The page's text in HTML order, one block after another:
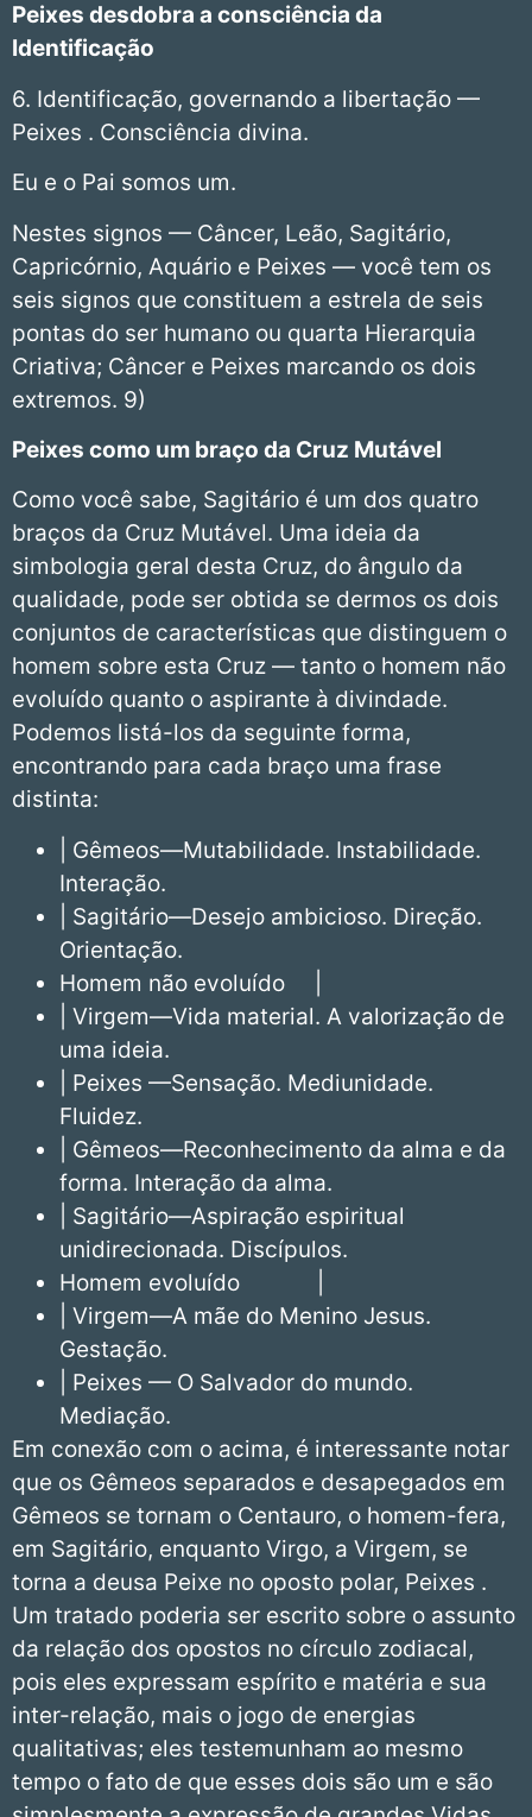
Peixes desdobra a consciência da
Identificação
6. Identificação, governando a libertação —
Peixes . Consciência divina.
Eu e o Pai somos um.
Nestes signos — Câncer, Leão, Sagitário,
Capricórnio, Aquário e Peixes — você tem os
seis signos que constituem a estrela de seis
pontas do ser humano ou quarta Hierarquia
Criativa; Câncer e Peixes marcando os dois
extremos. 9)
Peixes como um braço da Cruz Mutável
Como você sabe, Sagitário é um dos quatro
braços da Cruz Mutável. Uma ideia da
simbologia geral desta Cruz, do ângulo da
qualidade, pode ser obtida se dermos os dois
conjuntos de características que distinguem o
homem sobre esta Cruz — tanto o homem não
evoluído quanto o aspirante à divindade.
Podemos listá-los da seguinte forma,
encontrando para cada braço uma frase
distinta:
| Gêmeos—Mutabilidade. Instabilidade.
Interação.
| Sagitário—Desejo ambicioso. Direção.
Orientação.
Homem não evoluído |
| Virgem—Vida material. A valorização de
uma ideia.
| Peixes —Sensação. Mediunidade.
Fluidez.
| Gêmeos—Reconhecimento da alma e da
forma. Interação da alma.
| Sagitário—Aspiração espiritual
unidirecionada. Discípulos.
Homem evoluído |
| Virgem—A mãe do Menino Jesus.
Gestação.
| Peixes — O Salvador do mundo.
Mediação.
Em conexão com o acima, é interessante notar
que os Gêmeos separados e desapegados em
Gêmeos se tornam o Centauro, o homem-fera,
em Sagitário, enquanto Virgo, a Virgem, se
torna a deusa Peixe no oposto polar, Peixes .
Um tratado poderia ser escrito sobre o assunto
da relação dos opostos no círculo zodiacal,
pois eles expressam espírito e matéria e sua
inter-relação, mais o jogo de energias
qualitativas; eles testemunham ao mesmo
tempo o fato de que esses dois são um e são